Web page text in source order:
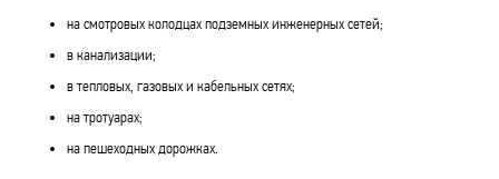
на смотровых колодцах подземных инженерных сетей;
в канализации;
в тепловых, газовых и кабельных сетях;
на тротуарах;
на пешеходных дорожках.